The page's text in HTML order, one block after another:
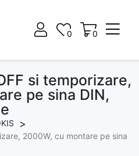
0
0 0
si temporizare,
pe sina DIN,
2000W, cu montare pe sina